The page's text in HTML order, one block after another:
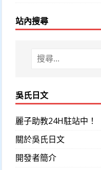
站內搜尋
吳氏日文
麗子助教24H駐站中！
關於吳氏日文
開發者簡介